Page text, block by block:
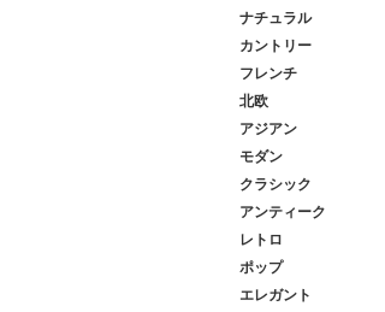
ナチュラル
カントリー
フレンチ
北欧
アジアン
モダン
クラシック
アンティーク
レトロ
ポップ
エレガント